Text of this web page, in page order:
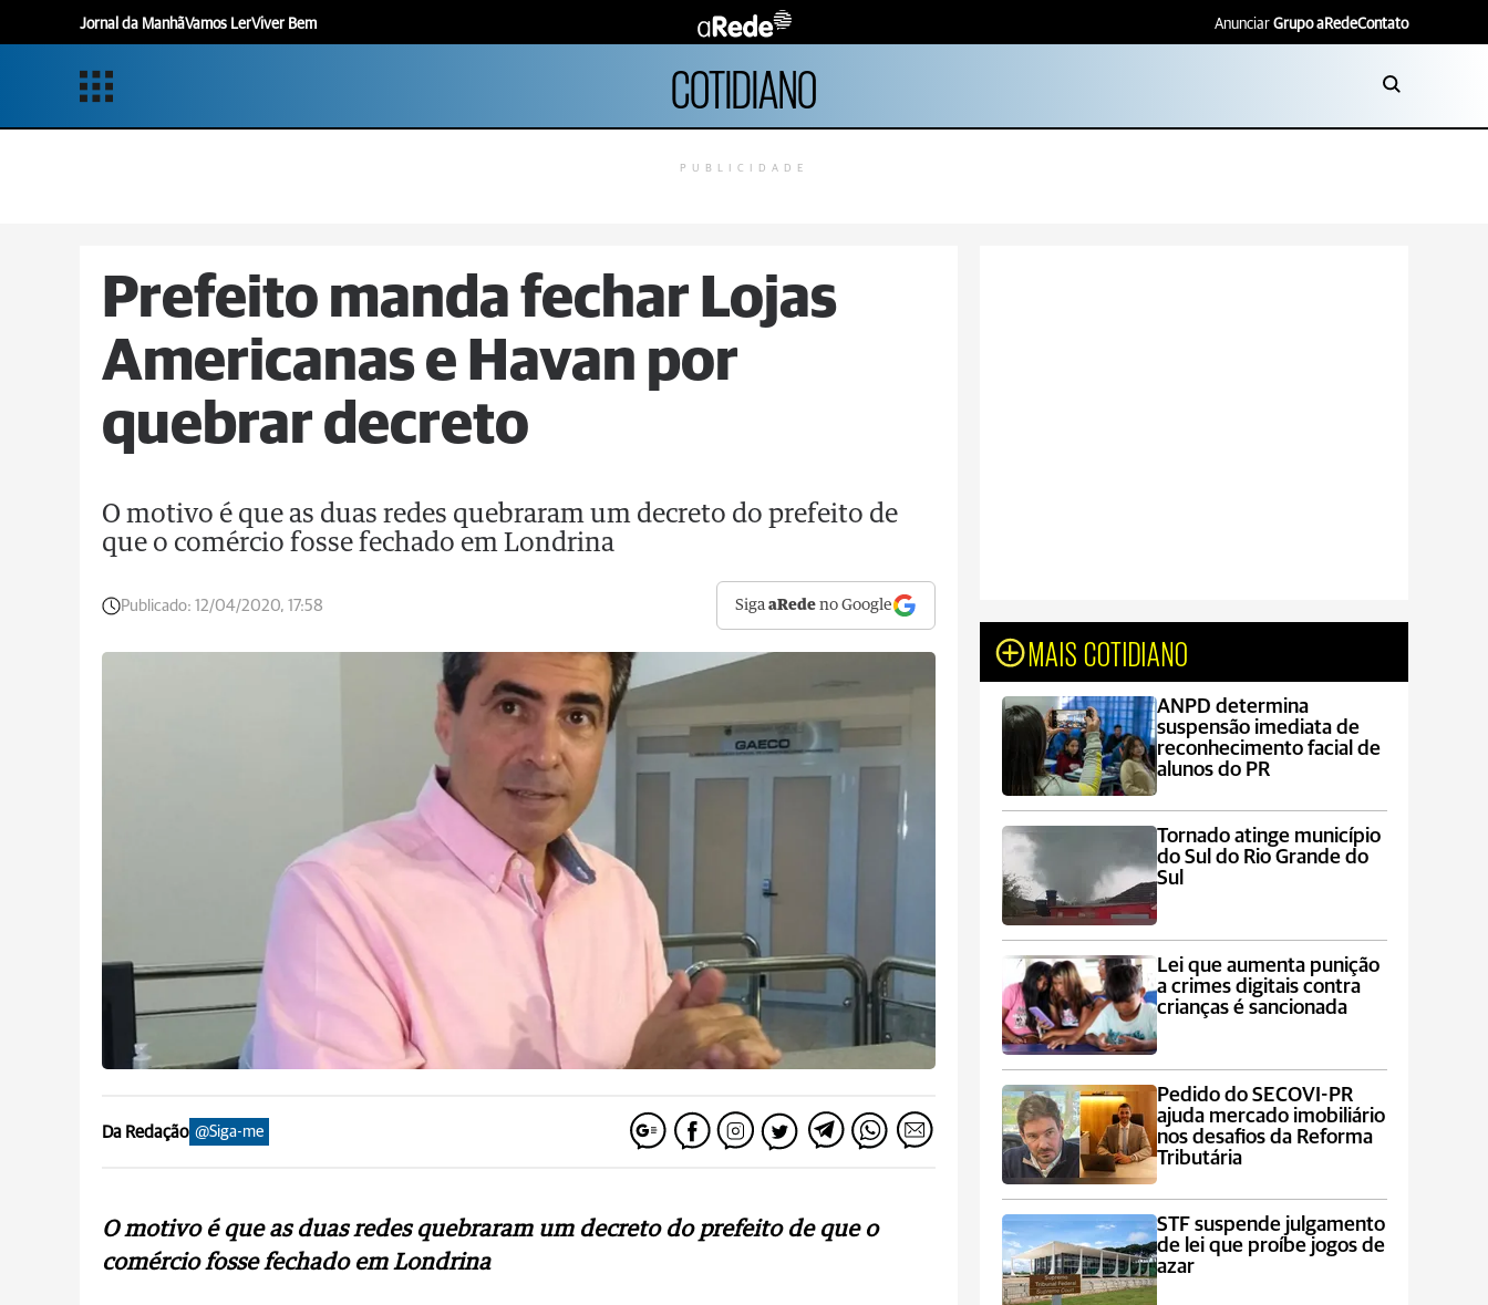
Jornal da ManhãVamos LerViver Bem Anunciar Grupo aRedeContato
COTIDIANO
PUBLICIDADE
Prefeito manda fechar Lojas
Americanas e Havan por
quebrar decreto
O motivo é que as duas redes quebraram um decreto do prefeito de
que o comércio fosse fechado em Londrina
Publicado: 12/04/2020, 17:58 SigaaRede no Google
Da Redação @Siga-me
O motivo é que as duas redes quebraram um decreto do prefeito de que o
comércio fosse fechado em Londrina
MAIS COTIDIANO
ANPD determina
suspensão imediata de
reconhecimento facial de
alunos do PR
Tornado atinge município
do Sul do Rio Grande do
Sul
Lei que aumenta punição
a crimes digitais contra
crianças é sancionada
Pedido do SECOVI-PR
ajuda mercado imobiliário
nos desafios da Reforma
Tributária
STF suspende julgamento
de lei que proíbe jogos de
azar